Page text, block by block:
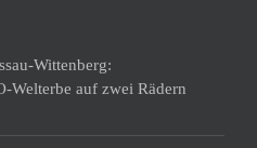
Wittenberg:
Welterbe auf zwei Rädern